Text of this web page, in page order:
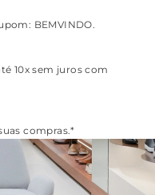
BEMVINDO.
10x sem juros com
compras.*